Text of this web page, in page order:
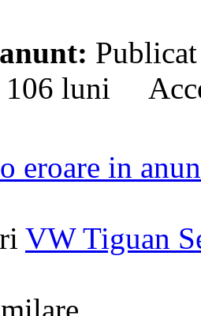
106 luni
eroare in
VW Tiguan